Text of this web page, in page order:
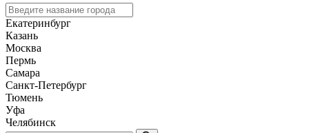
Екатеринбург
Казань
Москва
Пермь
Самара
Санкт-Петербург
Тюмень
Уфа
Челябинск